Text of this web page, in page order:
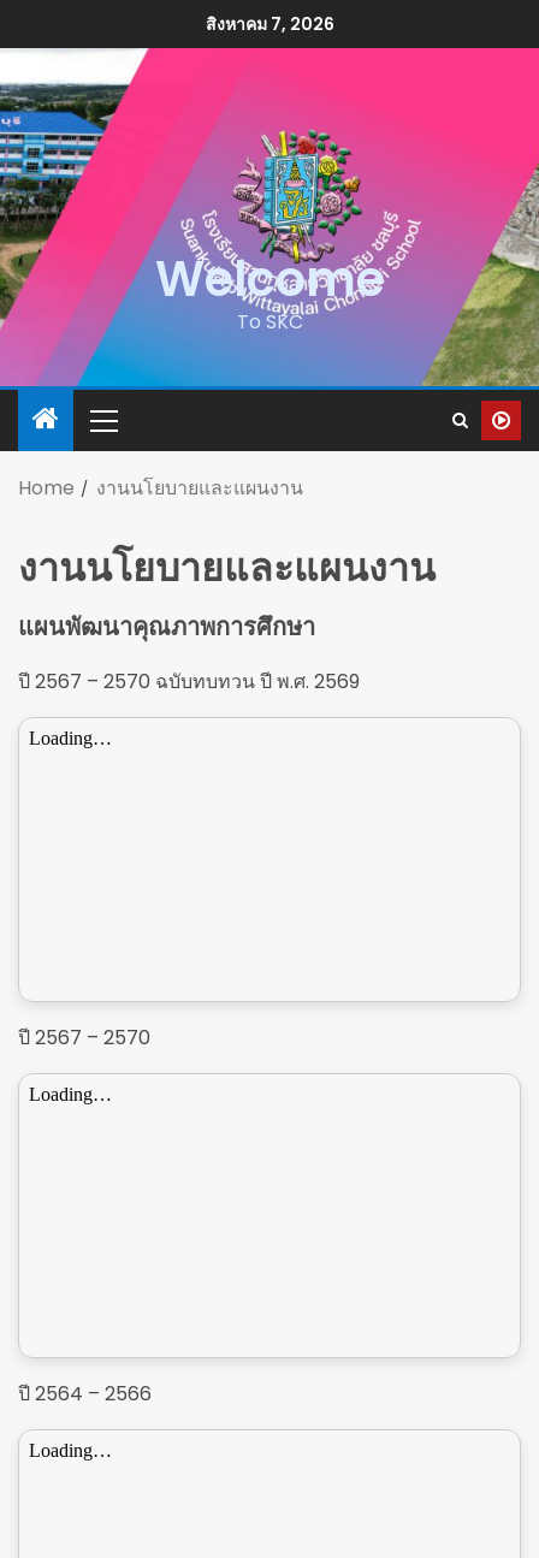
สิงหาคม 7, 2026
Welcome
To SKC
Home งานนโยบายและแผนงาน
งานนโยบายและแผนงาน
แผนพัฒนาคุณภาพการศึกษา
ปี 2567 – 2570 ฉบับทบทวน ปี พ.ศ. 2569
ปี 2567 – 2570
ปี 2564 – 2566